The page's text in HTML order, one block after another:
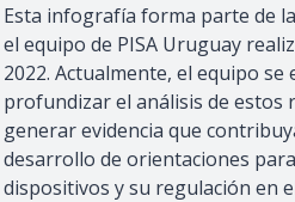
Esta infografía forma parte de
el equipo de PISA Uruguay
2022. Actualmente, el equipo
profundizar el análisis de estos
generar evidencia que
desarrollo de orientaciones
dispositivos y su regulación en